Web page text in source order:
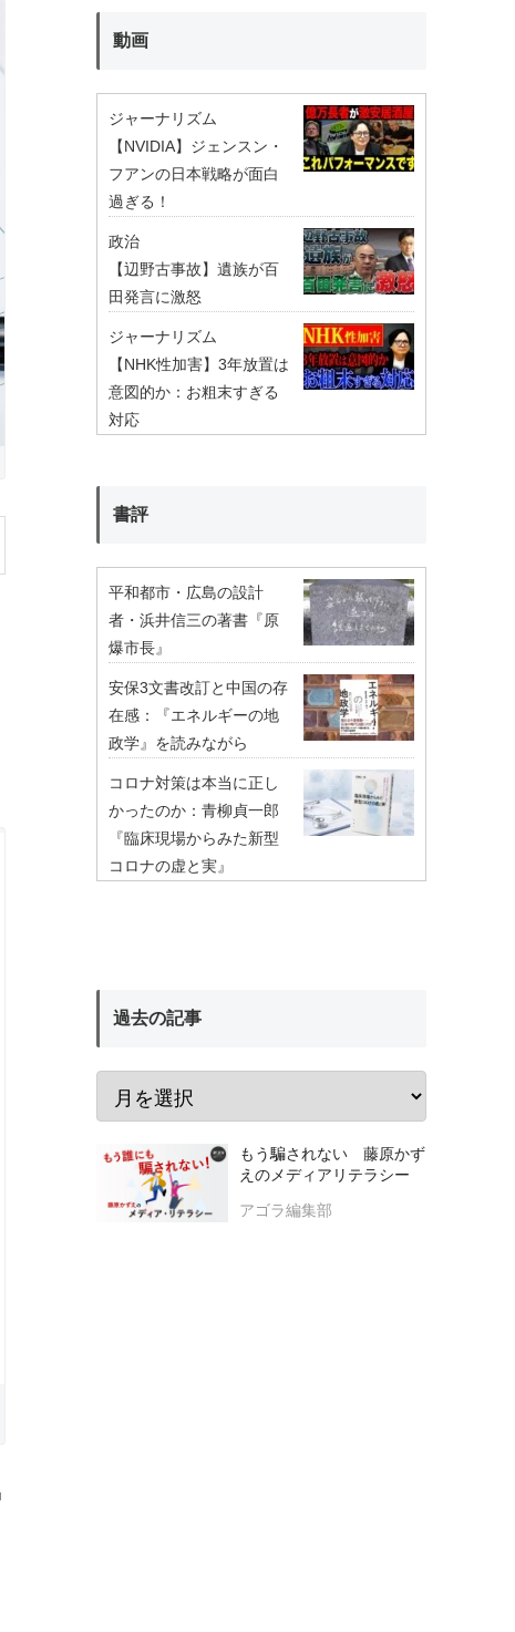
動画
ジャーナリズム
【NVIDIA】ジェンスン・
フアンの日本戦略が面白
過ぎる！
政治
【辺野古事故】遺族が百
田発言に激怒
ジャーナリズム
【NHK性加害】3年放置は
意図的か：お粗末すぎる
対応
書評
平和都市・広島の設計
者・浜井信三の著書『原
爆市長』
安保3文書改訂と中国の存
在感：『エネルギーの地
政学』を読みながら
コロナ対策は本当に正し
かったのか：青柳貞一郎
『臨床現場からみた新型
コロナの虚と実』
過去の記事
もう騙されない 藤原かず
えのメディアリテラシー
アゴラ編集部